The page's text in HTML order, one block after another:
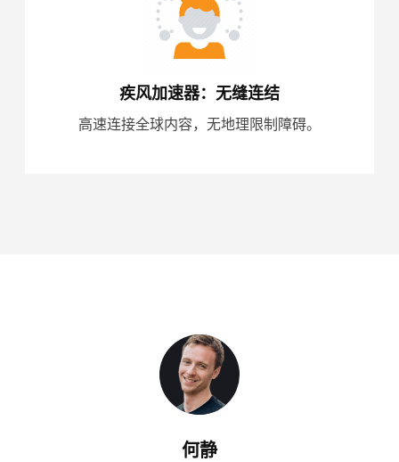
疾风加速器：无缝连结
高速连接全球内容，无地理限制障碍。
何静